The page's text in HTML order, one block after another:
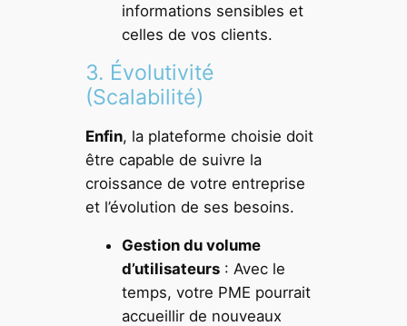
informations sensibles et
celles de vos clients.
3. Évolutivité
(Scalabilité)
Enfin, la plateforme choisie doit
être capable de suivre la
croissance de votre entreprise
et l’évolution de ses besoins.
Gestion du volume
d’utilisateurs : Avec le
temps, votre PME pourrait
accueillir de nouveaux